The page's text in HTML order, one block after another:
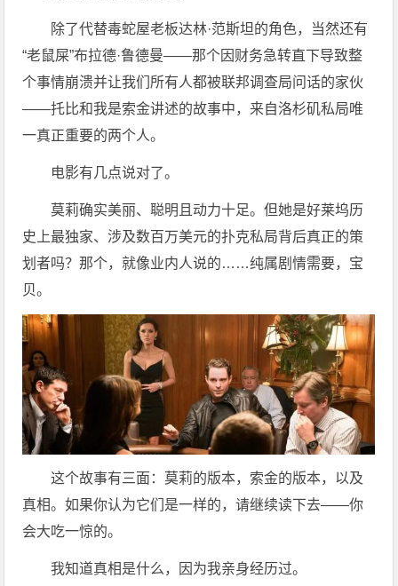
除了代替毒蛇屋老板达林·范斯坦的角色，当然还有
“老鼠屎”布拉德·鲁德曼——那个因财务急转直下导致整
个事情崩溃并让我们所有人都被联邦调查局问话的家伙
——托比和我是索金讲述的故事中，来自洛杉矶私局唯
一真正重要的两个人。
电影有几点说对了。
莫莉确实美丽、聪明且动力十足。但她是好莱坞历
史上最独家、涉及数百万美元的扑克私局背后真正的策
划者吗？那个，就像业内人说的……纯属剧情需要，宝
贝。
这个故事有三面：莫莉的版本，索金的版本，以及
真相。如果你认为它们是一样的，请继续读下去——你
会大吃一惊的。
我知道真相是什么，因为我亲身经历过。